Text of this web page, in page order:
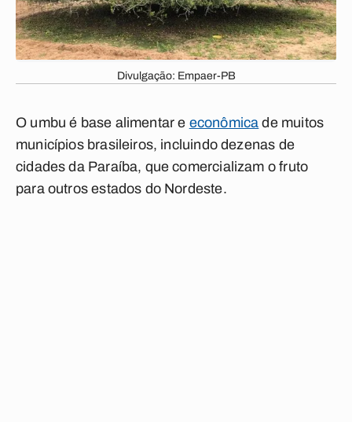
Divulgação: Empaer-PB
O umbu é base alimentar e econômica de muitos
municípios brasileiros, incluindo dezenas de
cidades da Paraíba, que comercializam o fruto
para outros estados do Nordeste.